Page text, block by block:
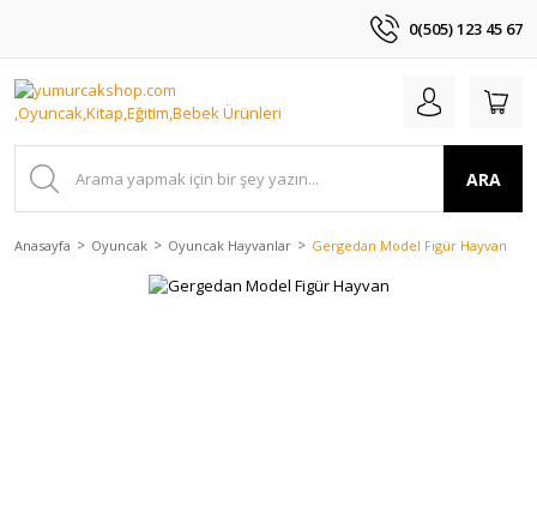
0(505) 123 45 67
ARA
Anasayfa Oyuncak Oyuncak Hayvanlar Gergedan Model Figür Hayvan